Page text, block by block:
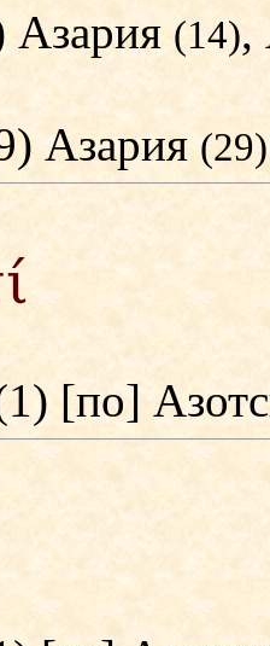
Азария (14),
Азария (29)
[по]